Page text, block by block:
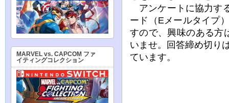
アンケートに協力す
ード（Eメールタイプ
すので、興味のある方
いませ。回答締め切り
ています。
MARVEL vs. CAPCOM ファ
イティングコレクション